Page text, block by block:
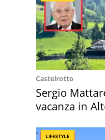
Castelrotto
Sergio
vacanza in
LIFESTYLE